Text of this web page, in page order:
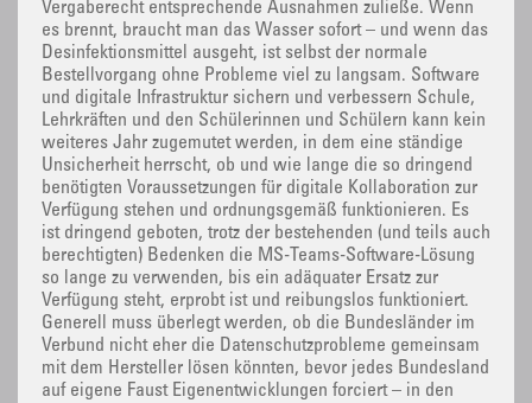
Vergaberecht entsprechende Ausnahmen zuließe. Wenn
es brennt, braucht man das Wasser sofort – und wenn das
Desinfektionsmittel ausgeht, ist selbst der normale
Bestellvorgang ohne Probleme viel zu langsam. Software
und digitale Infrastruktur sichern und verbessern Schule,
Lehrkräften und den Schülerinnen und Schülern kann kein
weiteres Jahr zugemutet werden, in dem eine ständige
Unsicherheit herrscht, ob und wie lange die so dringend
benötigten Voraussetzungen für digitale Kollaboration zur
Verfügung stehen und ordnungsgemäß funktionieren. Es
ist dringend geboten, trotz der bestehenden (und teils auch
berechtigten) Bedenken die MS-Teams-Software-Lösung
so lange zu verwenden, bis ein adäquater Ersatz zur
Verfügung steht, erprobt ist und reibungslos funktioniert.
Generell muss überlegt werden, ob die Bundesländer im
Verbund nicht eher die Datenschutzprobleme gemeinsam
mit dem Hersteller lösen könnten, bevor jedes Bundesland
auf eigene Faust Eigenentwicklungen forciert – in den